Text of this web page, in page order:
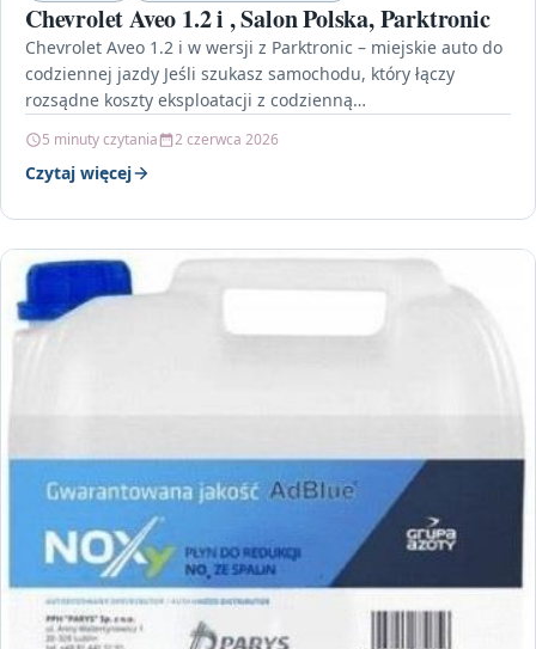
Chevrolet Aveo 1.2 i , Salon Polska, Parktronic
Chevrolet Aveo 1.2 i w wersji z Parktronic – miejskie auto do
codziennej jazdy Jeśli szukasz samochodu, który łączy
rozsądne koszty eksploatacji z codzienną…
5 minuty czytania 2 czerwca 2026
Czytaj więcej